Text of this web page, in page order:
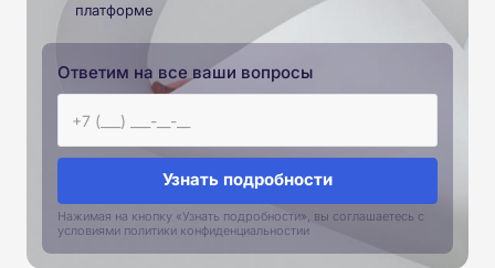
платформе
Ответим на все ваши вопросы
Узнать подробности
Нажимая на кнопку «Узнать подробности», вы соглашаетесь с
условиями политики конфиденциальностии